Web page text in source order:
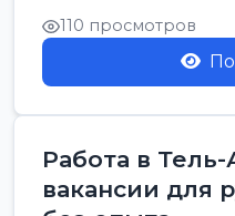
110 просмотров
Работа в
вакансии для